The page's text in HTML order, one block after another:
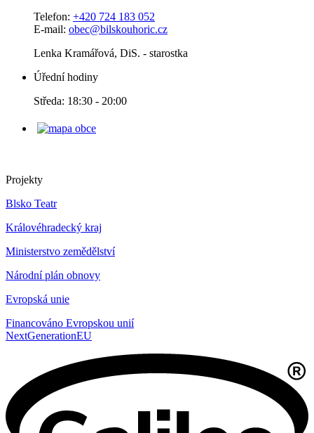
Telefon: +420 724 183 052
E-mail: obec@bilskouhoric.cz
Lenka Kramářová, DiS. - starostka
Úřední hodiny
Středa: 18:30 - 20:00
Projekty
Blsko Teatr
Královéhradecký kraj
Ministerstvo zemědělství
Národní plán obnovy
Evropská unie
Financováno Evropskou unií
NextGenerationEU